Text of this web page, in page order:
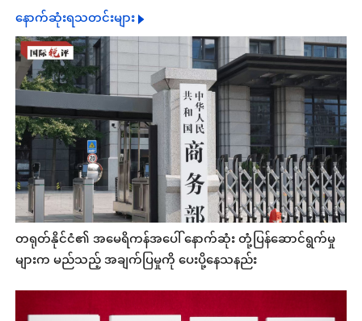
နောက်ဆုံးရသတင်းများ
တရုတ်နိုင်ငံ၏ အမေရိကန်အပေါ် နောက်ဆုံး တုံ့ပြန်ဆောင်ရွက်မှု
များက မည်သည့် အချက်ပြမှုကို ပေးပို့နေသနည်း